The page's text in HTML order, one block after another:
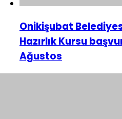
Onikişubat
Hazırlık Kursu
Ağustos